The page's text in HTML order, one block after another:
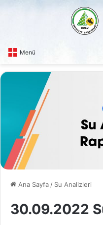
Menü
Ana Sayfa / Su Analizleri
30.09.2022